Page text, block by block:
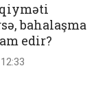
bahalaşma
edir?